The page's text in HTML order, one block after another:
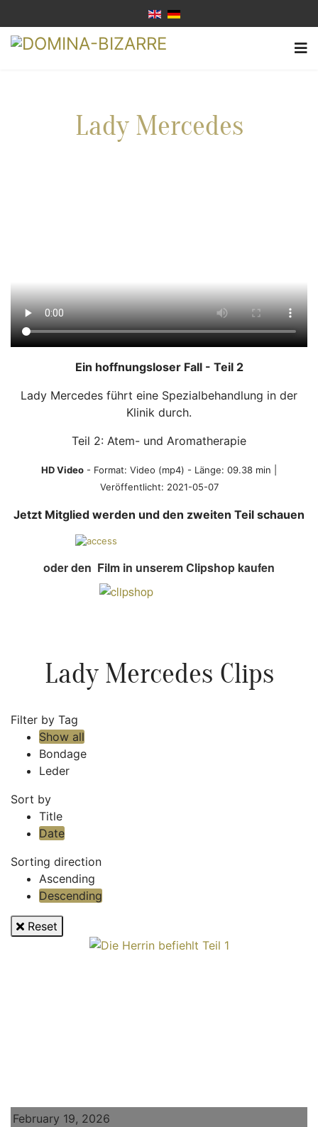
Lady Mercedes
Ein hoffnungsloser Fall - Teil 2
Lady Mercedes führt eine Spezialbehandlung in der
Klinik durch.
Teil 2: Atem- und Aromatherapie
HD Video - Format: Video (mp4) - Länge: 09.38 min |
Veröffentlicht: 2021-05-07
Jetzt Mitglied werden und den zweiten Teil schauen
oder den Film in unserem Clipshop kaufen
Lady Mercedes Clips
Filter by Tag
Show all
Bondage
Leder
Sort by
Title
Date
Sorting direction
Ascending
Descending
Reset
February 19, 2026